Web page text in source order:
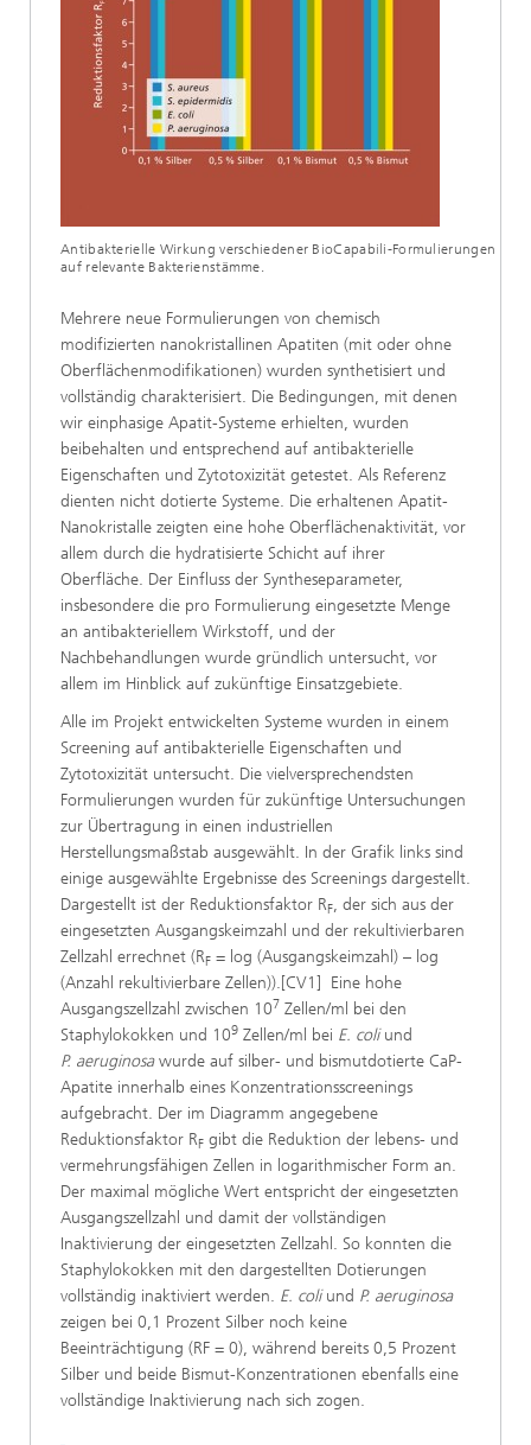
Antibakterielle Wirkung verschiedener BioCapabili-Formulierungen
auf relevante Bakterienstämme.
Mehrere neue Formulierungen von chemisch
modifizierten nanokristallinen Apatiten (mit oder ohne
Oberflächenmodifikationen) wurden synthetisiert und
vollständig charakterisiert. Die Bedingungen, mit denen
wir einphasige Apatit-Systeme erhielten, wurden
beibehalten und entsprechend auf antibakterielle
Eigenschaften und Zytotoxizität getestet. Als Referenz
dienten nicht dotierte Systeme. Die erhaltenen Apatit-
Nanokristalle zeigten eine hohe Oberflächenaktivität, vor
allem durch die hydratisierte Schicht auf ihrer
Oberfläche. Der Einfluss der Syntheseparameter,
insbesondere die pro Formulierung eingesetzte Menge
an antibakteriellem Wirkstoff, und der
Nachbehandlungen wurde gründlich untersucht, vor
allem im Hinblick auf zukünftige Einsatzgebiete.
Alle im Projekt entwickelten Systeme wurden in einem
Screening auf antibakterielle Eigenschaften und
Zytotoxizität untersucht. Die vielversprechendsten
Formulierungen wurden für zukünftige Untersuchungen
zur Übertragung in einen industriellen
Herstellungsmaßstab ausgewählt. In der Grafik links sind
einige ausgewählte Ergebnisse des Screenings dargestellt.
Dargestellt ist der Reduktionsfaktor RF, der sich aus der
eingesetzten Ausgangskeimzahl und der rekultivierbaren
Zellzahl errechnet (RF = log (Ausgangskeimzahl) – log
(Anzahl rekultivierbare Zellen)).[CV1] Eine hohe
Ausgangszellzahl zwischen 107 Zellen/ml bei den
Staphylokokken und 109 Zellen/ml bei E. coliund
P. aeruginosawurde auf silber- und bismutdotierte CaP-
Apatite innerhalb eines Konzentrationsscreenings
aufgebracht. Der im Diagramm angegebene
Reduktionsfaktor RF gibt die Reduktion der lebens- und
vermehrungsfähigen Zellen in logarithmischer Form an.
Der maximal mögliche Wert entspricht der eingesetzten
Ausgangszellzahl und damit der vollständigen
Inaktivierung der eingesetzten Zellzahl. So konnten die
Staphylokokken mit den dargestellten Dotierungen
vollständig inaktiviert werden. E. coliund P. aeruginosa
zeigen bei 0,1 Prozent Silber noch keine
Beeinträchtigung (RF = 0), während bereits 0,5 Prozent
Silber und beide Bismut-Konzentrationen ebenfalls eine
vollständige Inaktivierung nach sich zogen.